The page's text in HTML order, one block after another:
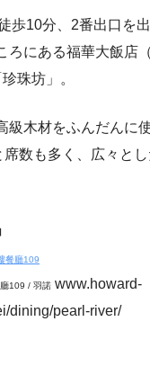
歩10分、2番出口を
ろにある福華大飯店
珠坊」。
級木材をふんだんに
数も多く、広々と
109 / 羽諾 www.howard-
dining/pearl-river/